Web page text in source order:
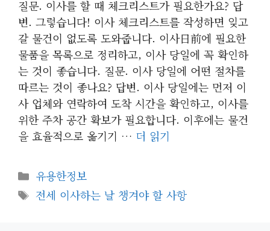
질문. 이사를 할 때 체크리스트가 필요한가요? 답
변. 그렇습니다! 이사 체크리스트를 작성하면 잊고
갈 물건이 없도록 도와줍니다. 이사日前에 필요한
물품을 목록으로 정리하고, 이사 당일에 꼭 확인하
는 것이 좋습니다. 질문. 이사 당일에 어떤 절차를
따르는 것이 좋나요? 답변. 이사 당일에는 먼저 이
사 업체와 연락하여 도착 시간을 확인하고, 이사를
위한 주차 공간 확보가 필요합니다. 이후에는 물건
을 효율적으로 옮기기 … 더 읽기
카
테
고
유용한정보
태
전세 이사하는 날 챙겨야 할 사항